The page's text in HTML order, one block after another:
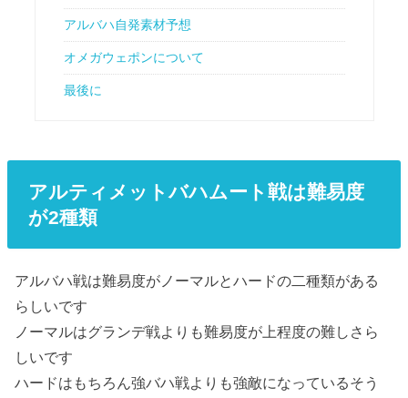
アルバハ自発素材予想
オメガウェポンについて
最後に
アルティメットバハムート戦は難易度
が2種類
アルバハ戦は難易度がノーマルとハードの二種類がある
らしいです
ノーマルはグランデ戦よりも難易度が上程度の難しさら
しいです
ハードはもちろん強バハ戦よりも強敵になっているそう